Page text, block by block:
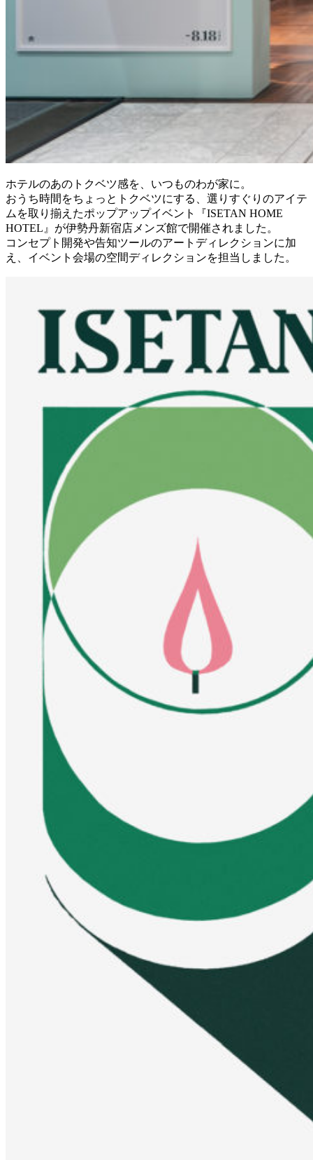
ホテルのあのトクベツ感を、いつものわが家に。
おうち時間をちょっとトクベツにする、選りすぐりのアイテ
ムを取り揃えたポップアップイベント『ISETAN HOME
HOTEL』が伊勢丹新宿店メンズ館で開催されました。
コンセプト開発や告知ツールのアートディレクションに加
え、イベント会場の空間ディレクションを担当しました。